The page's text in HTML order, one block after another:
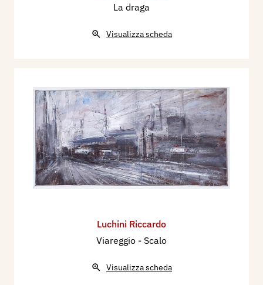
La draga
Visualizza scheda
Luchini Riccardo
Viareggio - Scalo
Visualizza scheda